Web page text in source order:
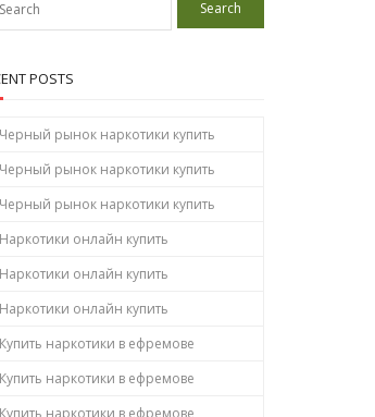
POSTS
Черный рынок наркотики купить
Черный рынок наркотики купить
Черный рынок наркотики купить
Наркотики онлайн купить
Наркотики онлайн купить
Наркотики онлайн купить
Купить наркотики в ефремове
Купить наркотики в ефремове
Купить наркотики в ефремове